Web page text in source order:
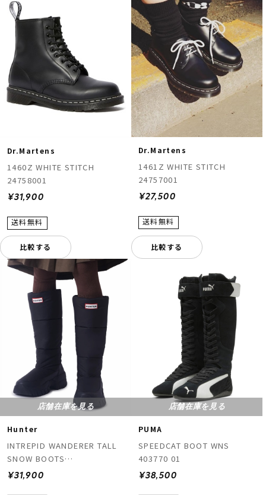
Dr.Martens
1460Z WHITE STITCH
24758001
¥31,900
比較する
Dr.Martens
1461Z WHITE STITCH
24757001
¥27,500
比較する
店舗在庫を見る
Hunter
INTREPID WANDERER TALL
SNOW BOOTS
UFT7120WWU
¥31,900
店舗在庫を見る
PUMA
SPEEDCAT BOOT WNS
403770 01
¥38,500